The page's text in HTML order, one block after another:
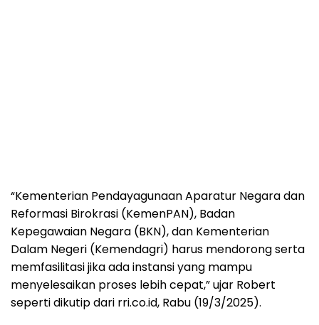
“Kementerian Pendayagunaan Aparatur Negara dan
Reformasi Birokrasi (KemenPAN), Badan
Kepegawaian Negara (BKN), dan Kementerian
Dalam Negeri (Kemendagri) harus mendorong serta
memfasilitasi jika ada instansi yang mampu
menyelesaikan proses lebih cepat,” ujar Robert
seperti dikutip dari rri.co.id, Rabu (19/3/2025).